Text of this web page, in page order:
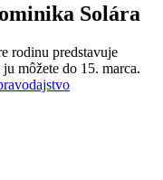
Solára
rodinu predstavuje
môžete do 15. marca.